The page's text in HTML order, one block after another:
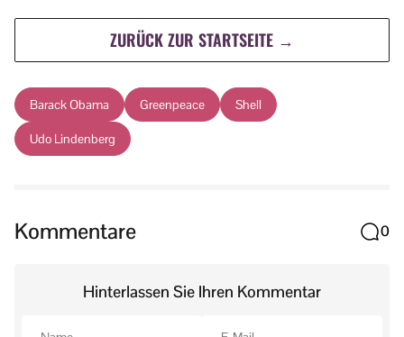
ZURÜCK ZUR STARTSEITE →
Barack Obama Greenpeace Shell
Udo Lindenberg
Kommentare 0
Hinterlassen Sie Ihren Kommentar